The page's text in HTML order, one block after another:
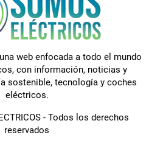
web enfocada a todo el mundo
con información, noticias y
sostenible, tecnología y coches
eléctricos.
- Todos los derechos
reservados